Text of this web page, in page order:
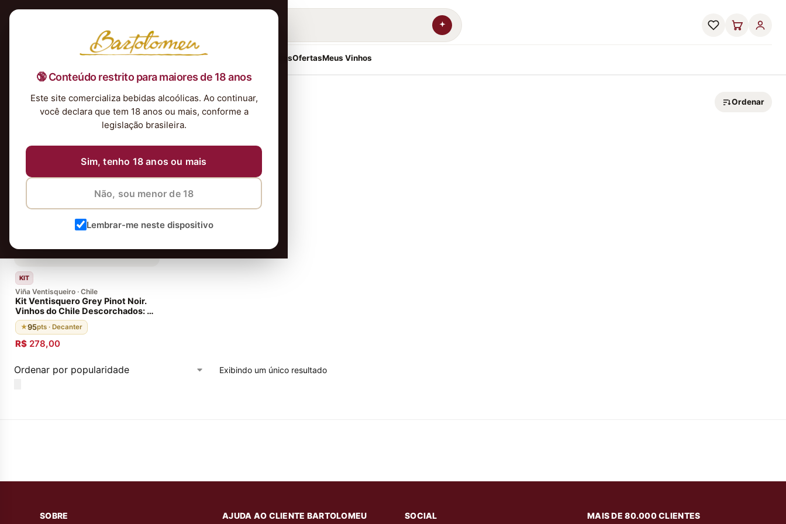
🔞 Conteúdo restrito para maiores de 18 anos
Este site comercializa bebidas alcoólicas. Ao continuar,
você declara que tem 18 anos ou mais, conforme a
legislação brasileira.
Sim, tenho 18 anos ou mais
Não, sou menor de 18
Lembrar-me neste dispositivo
Nossa Seleção TintosBrancosEspumantesRosés Kits & PresentesOfertasMeus Vinhos
vinhos Ordenar
KIT
Viña Ventisqueiro · Chile
Kit Ventisquero Grey Pinot Noir.
Vinhos do Chile Descorchados: 93
pontos. Envelhecido 12 meses em
barricas de carvalho francês
★95pts · Decanter
R$ 278,00
Exibindo um único resultado
SOBRE AJUDA AO CLIENTE BARTOLOMEU SOCIAL
MAIS DE 80.000 CLIENTES